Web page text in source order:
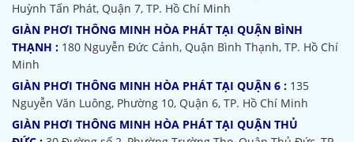
Huỳnh Tấn Phát, Quận 7, TP. Hồ Chí Minh
GIÀN PHƠI THÔNG MINH HÒA PHÁT TẠI QUẬN BÌNH
THẠNH : 180 Nguyễn Đức Cảnh, Quận Bình Thạnh, TP. Hồ Chí
Minh
GIÀN PHƠI THÔNG MINH HÒA PHÁT TẠI QUẬN 6 : 135
Nguyễn Văn Luông, Phường 10, Quận 6, TP. Hồ Chí Minh
GIÀN PHƠI THÔNG MINH HÒA PHÁT TẠI QUẬN THỦ